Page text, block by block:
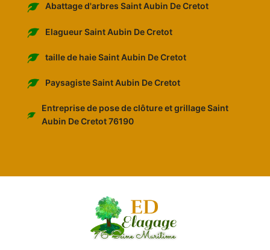
Abattage d'arbres Saint Aubin De Cretot
Elagueur Saint Aubin De Cretot
taille de haie Saint Aubin De Cretot
Paysagiste Saint Aubin De Cretot
Entreprise de pose de clôture et grillage Saint
Aubin De Cretot 76190